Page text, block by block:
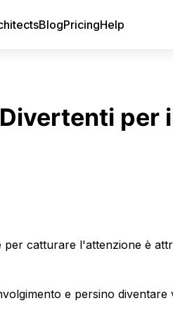
BlogPricingHelp
per
per catturare l'attenzione è
e persino diventare